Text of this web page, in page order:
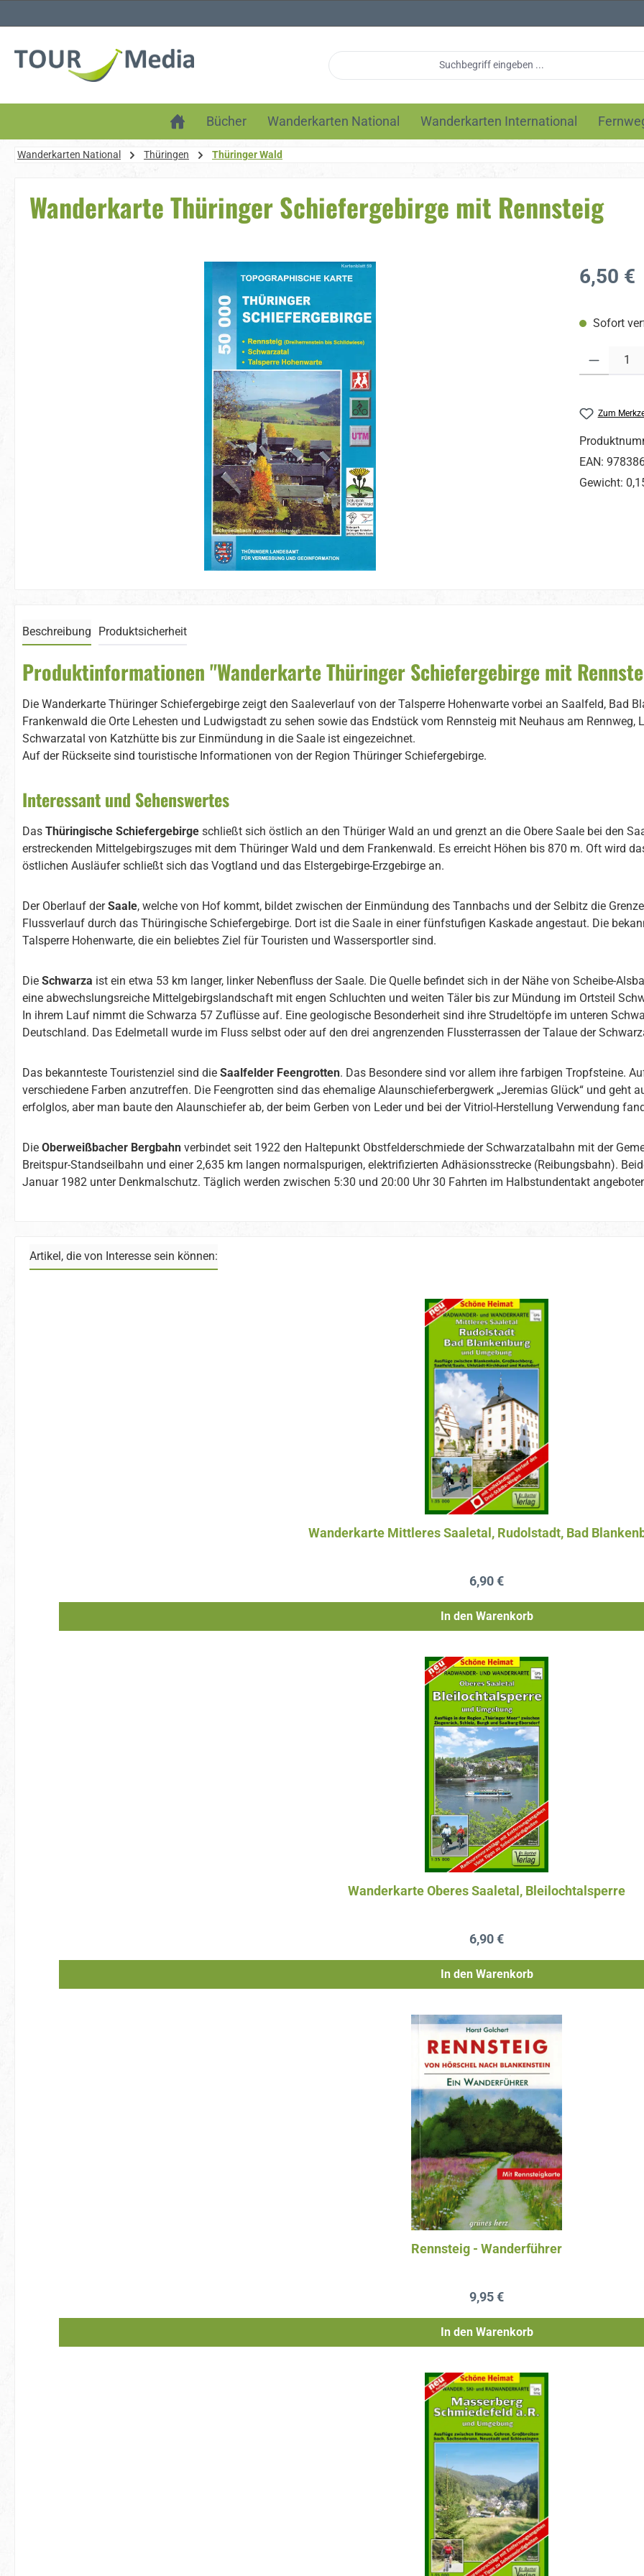
Bücher Wanderkarten National Wanderkarten International
Wanderkarten National Thüringen Thüringer Wald
Wanderkarte Thüringer Schiefergebirge mit Rennsteig
Regulärer
6,50 €
Sofort
Produkt
Zum
EAN:
Gewicht:
Beschreibung Produktsicherheit
Produktinformationen "Wanderkarte Thüringer Schiefergebirge mit
Die Wanderkarte Thüringer Schiefergebirge zeigt den Saaleverlauf von der Talsperre Hohenwarte vorbei an Saalfeld, Bad
Frankenwald die Orte Lehesten und Ludwigstadt zu sehen sowie das Endstück vom Rennsteig mit Neuhaus am Rennweg,
Schwarzatal von Katzhütte bis zur Einmündung in die Saale ist eingezeichnet.
Auf der Rückseite sind touristische Informationen von der Region Thüringer Schiefergebirge.
Interessant und Sehenswertes
Das Thüringische Schiefergebirge schließt sich östlich an den Thüriger Wald an und grenzt an die Obere Saale bei den
erstreckenden Mittelgebirgszuges mit dem Thüringer Wald und dem Frankenwald. Es erreicht Höhen bis 870 m. Oft wird
östlichen Ausläufer schließt sich das Vogtland und das Elstergebirge-Erzgebirge an.
Der Oberlauf derSaale, welche von Hof kommt, bildet zwischen der Einmündung des Tannbachs und der Selbitz die
Flussverlauf durch das Thüringische Schiefergebirge. Dort ist die Saale in einer fünfstufigen Kaskade angestaut. Die
Talsperre Hohenwarte, die ein beliebtes Ziel für Touristen und Wassersportler sind.
Die Schwarza ist ein etwa 53 km langer, linker Nebenfluss der Saale. Die Quelle befindet sich in der Nähe von Scheibe-
eine abwechslungsreiche Mittelgebirgslandschaft mit engen Schluchten und weiten Täler bis zur Mündung im Ortsteil
In ihrem Lauf nimmt die Schwarza 57 Zuflüsse auf. Eine geologische Besonderheit sind ihre Strudeltöpfe im unteren
Deutschland. Das Edelmetall wurde im Fluss selbst oder auf den drei angrenzenden Flussterrassen der Talaue der
Das bekannteste Touristenziel sind die Saalfelder Feengrotten. Das Besondere sind vor allem ihre farbigen Tropfsteine.
verschiedene Farben anzutreffen. Die Feengrotten sind das ehemalige Alaunschieferbergwerk „Jeremias Glück“ und geht
erfolglos, aber man baute den Alaunschiefer ab, der beim Gerben von Leder und bei der Vitriol-Herstellung Verwendung
Die Oberweißbacher Bergbahn verbindet seit 1922 den Haltepunkt Obstfelderschmiede der Schwarzatalbahn mit der
Breitspur-Standseilbahn und einer 2,635 km langen normalspurigen, elektrifizierten Adhäsionsstrecke (Reibungsbahn).
Januar 1982 unter Denkmalschutz. Täglich werden zwischen 5:30 und 20:00 Uhr 30 Fahrten im Halbstundentakt
Artikel, die von Interesse sein können:
Wanderkarte Mittleres Saaletal, Rudolstadt, Bad
Regulärer Preis:
6,90 €
In den Warenkorb
Wanderkarte Oberes Saaletal, Bleilochtalsperre
Regulärer Preis:
6,90 €
In den Warenkorb
Rennsteig - Wanderführer
Regulärer Preis:
9,95 €
In den Warenkorb